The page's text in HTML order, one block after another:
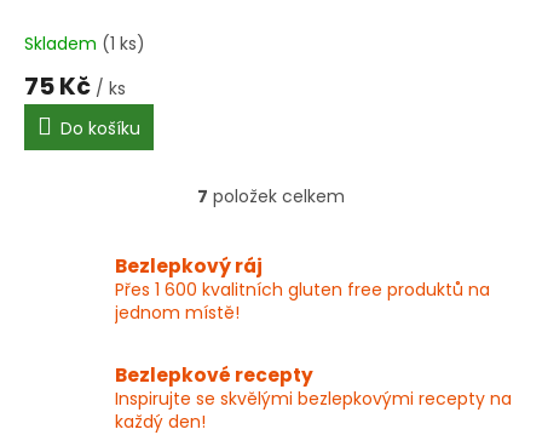
Skladem (1 ks)
75 Kč / ks
Do košíku
O
á
d
í
p
r
7 položek celkem
Bezlepkový ráj
Přes 1 600 kvalitních gluten free produktů na
jednom místě!
Bezlepkové recepty
Inspirujte se skvělými bezlepkovými recepty na
každý den!